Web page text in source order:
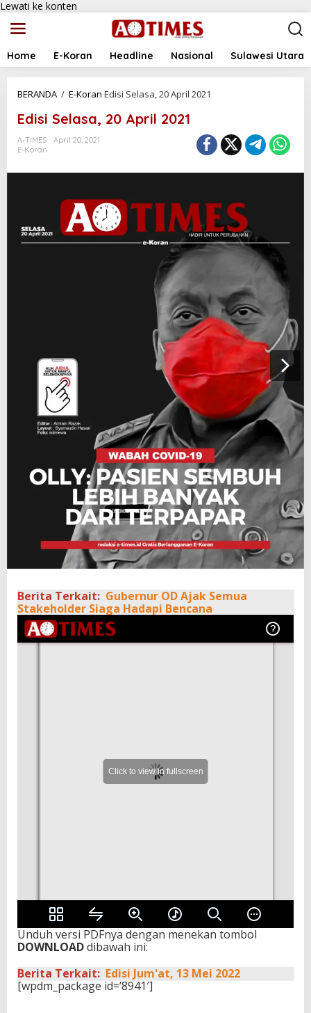
Lewati ke konten
Home E-Koran Headline Nasional Sulawesi Utara
BERANDA / E-Koran Edisi Selasa, 20 April 2021
Edisi Selasa, 20 April 2021
A-TIMES
April 20, 2021
E-Koran
Berita Terkait: Gubernur OD Ajak Semua
Stakeholder Siaga Hadapi Bencana
Unduh versi PDFnya dengan menekan tombol
DOWNLOADdibawah ini:
Berita Terkait: Edisi Jum'at, 13 Mei 2022
[wpdm_package id=’8941′]